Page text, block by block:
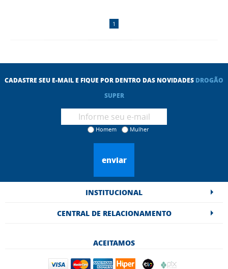
1
CADASTRE SEU E-MAIL E FIQUE POR DENTRO DAS NOVIDADES DROGÃO
SUPER
Homem Mulher
enviar
INSTITUCIONAL
CENTRAL DE RELACIONAMENTO
ACEITAMOS